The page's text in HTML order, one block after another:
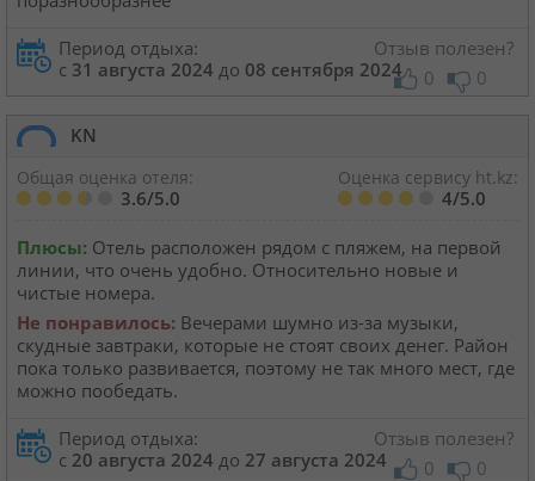
Период отдыха:
с 31 августа 2024 до 08 сентября 2024
Отзыв полезен?
0
0
KN
Общая оценка отеля:
3.6/5.0
Оценка сервису ht.kz:
4/5.0
Плюсы: Отель расположен рядом с пляжем, на первой
линии, что очень удобно. Относительно новые и
чистые номера.
Не понравилось: Вечерами шумно из-за музыки,
скудные завтраки, которые не стоят своих денег. Район
пока только развивается, поэтому не так много мест, где
можно пообедать.
Период отдыха:
с 20 августа 2024 до 27 августа 2024
Отзыв полезен?
0
0